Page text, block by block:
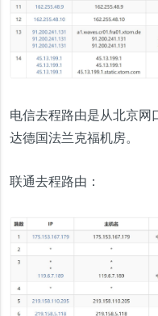
电信去程路由是从北京
达德国法兰克福机房。
联通去程路由：